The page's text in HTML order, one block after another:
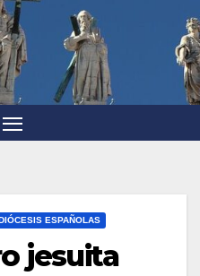
DIÓCESIS ESPAÑOLAS
jesuita